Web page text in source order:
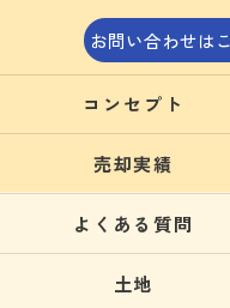
お問い合わせは
コンセプト
売却実績
よくある質問
土地